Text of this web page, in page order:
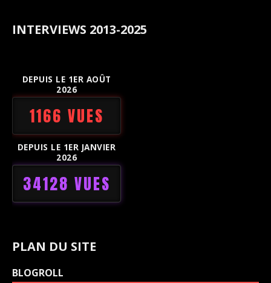
INTERVIEWS 2013-2025
DEPUIS LE 1ER AOÛT
2026
1166 VUES
DEPUIS LE 1ER JANVIER
2026
34128 VUES
PLAN DU SITE
BLOGROLL